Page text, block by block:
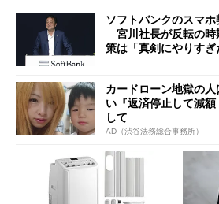
ソフトバンクのスマ
宮川社長が反転の
策は「真剣にやりすぎ
カードローン地獄の
い『返済停止して減
して
AD（渋谷法務総合事務所）